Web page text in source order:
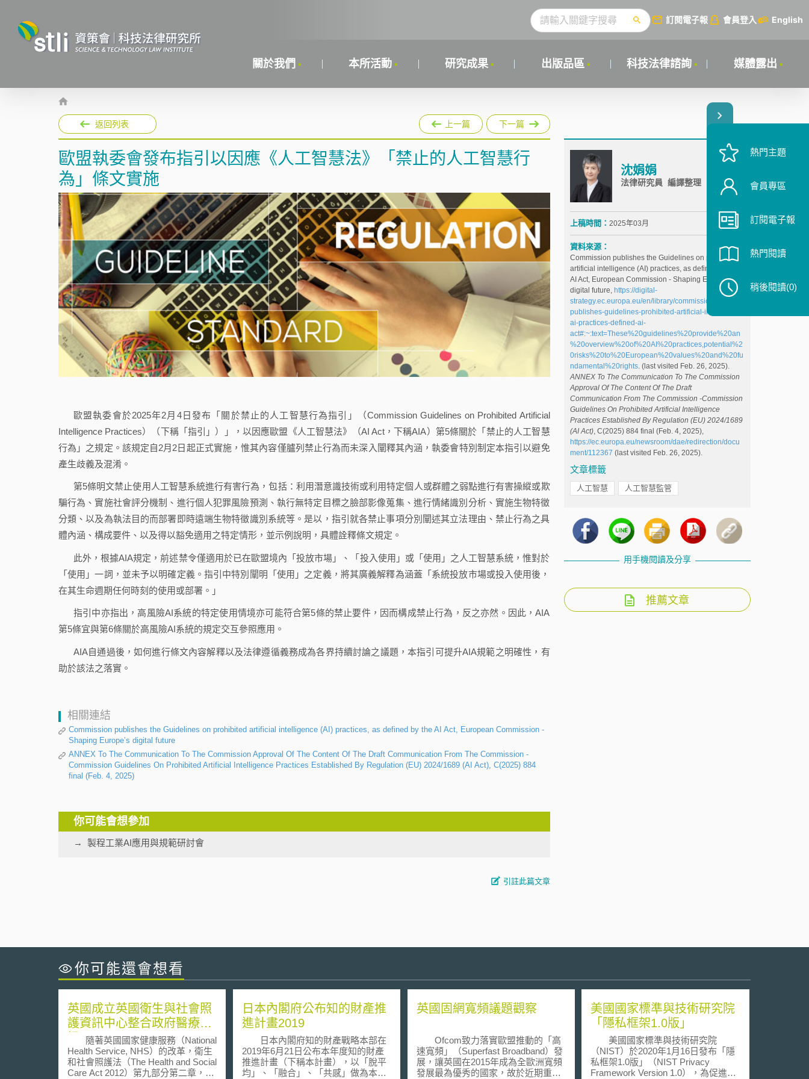
訂閱電子報 會員登入 English
關於我們 本所活動 研究成果 出版品區 科技法律諮詢 媒體露出
返回列表 上一篇 下一篇
歐盟執委會發布指引以因應《人工智慧法》「禁止的人工智慧行
為」條文實施
歐盟執委會於2025年2月4日發布「關於禁止的人工智慧行為指引」（Commission Guidelines on Prohibited Artificial
Intelligence Practices）（下稱「指引」）」，以因應歐盟《人工智慧法》（AI Act，下稱AIA）第5條關於「禁止的人工智慧
行為」之規定。該規定自2月2日起正式實施，惟其內容僅臚列禁止行為而未深入闡釋其內涵，執委會特別制定本指引以避免
產生歧義及混淆。
第5條明文禁止使用人工智慧系統進行有害行為，包括：利用潛意識技術或利用特定個人或群體之弱點進行有害操縱或欺
騙行為、實施社會評分機制、進行個人犯罪風險預測、執行無特定目標之臉部影像蒐集、進行情緒識別分析、實施生物特徵
分類、以及為執法目的而部署即時遠端生物特徵識別系統等。是以，指引就各禁止事項分別闡述其立法理由、禁止行為之具
體內涵、構成要件、以及得以豁免適用之特定情形，並示例說明，具體詮釋條文規定。
此外，根據AIA規定，前述禁令僅適用於已在歐盟境內「投放市場」、「投入使用」或「使用」之人工智慧系統，惟對於
「使用」一詞，並未予以明確定義。指引中特別闡明「使用」之定義，將其廣義解釋為涵蓋「系統投放市場或投入使用後，
在其生命週期任何時刻的使用或部署。」
指引中亦指出，高風險AI系統的特定使用情境亦可能符合第5條的禁止要件，因而構成禁止行為，反之亦然。因此，AIA
第5條宜與第6條關於高風險AI系統的規定交互參照應用。
AIA自通過後，如何進行條文內容解釋以及法律遵循義務成為各界持續討論之議題，本指引可提升AIA規範之明確性，有
助於該法之落實。
相關連結
Commission publishes the Guidelines on prohibited artificial intelligence (AI) practices, as defined by the AI Act, European Commission -
Shaping Europe’s digital future
ANNEX To The Communication To The Commission Approval Of The Content Of The Draft Communication From The Commission -
Commission Guidelines On Prohibited Artificial Intelligence Practices Established By Regulation (EU) 2024/1689 (AI Act), C(2025) 884
final (Feb. 4, 2025)
你可能會想參加
製程工業AI應用與規範研討會
引註此篇文章
沈娟娟
法律研究員 編譯整理
上稿時間： 2025年03月
資料來源：
Commission publishes the Guidelines on prohibited
artificial intelligence (AI) practices, as defined by the
AI Act, European Commission - Shaping Europe’s
digital future, https://digital-
strategy.ec.europa.eu/en/library/commission-
publishes-guidelines-prohibited-artificial-intelligence-
ai-practices-defined-ai-
act#:~:text=These%20guidelines%20provide%20an
%20overview%20of%20AI%20practices,potential%2
0risks%20to%20European%20values%20and%20fu
ndamental%20rights. (last visited Feb. 26, 2025).
ANNEX To The Communication To The Commission
Approval Of The Content Of The Draft
Communication From The Commission -Commission
Guidelines On Prohibited Artificial Intelligence
Practices Established By Regulation (EU) 2024/1689
(AI Act), C(2025) 884 final (Feb. 4, 2025),
https://ec.europa.eu/newsroom/dae/redirection/docu
ment/112367 (last visited Feb. 26, 2025).
文章標籤
人工智慧 人工智慧監管
用手機閱讀及分享
推薦文章
你可能還會想看
英國成立英國衛生與社會照
護資訊中心整合政府醫療資
隨著英國國家健康服務（National
Health Service, NHS）的改革，衛生
和社會照護法（The Health and Social
Care Act 2012）第九部分第二章，規
日本內閣府公布知的財產推
進計畫2019
日本內閣府知的財產戰略本部在
2019年6月21日公布本年度知的財產
推進計畫（下稱本計畫），以「脫平
均」、「融合」、「共感」做為本計
英國固網寬頻議題觀察
Ofcom致力落實歐盟推動的「高
速寬頻」（Superfast Broadband）發
展，讓英國在2015年成為全歐洲寬頻
發展最為優秀的國家，故於近期重新
美國國家標準與技術研究院
「隱私框架1.0版」
美國國家標準與技術研究院
（NIST）於2020年1月16日發布「隱
私框架1.0版」（NIST Privacy
Framework Version 1.0），為促進資
熱門主題
會員專區
訂閱電子報
熱門閱讀
稍後閱讀(0)